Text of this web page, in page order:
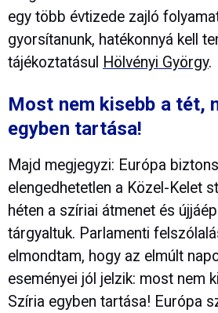
egy több évtizede zajló
gyorsítanunk, hatékonnyá kell
tájékoztatásul Hölvényi György.
Most nem kisebb a tét,
egyben tartása!
Majd megjegyzi: Európa
elengedhetetlen a Közel-Kelet
héten a szíriai átmenet és
tárgyaltuk. Parlamenti
elmondtam, hogy az elmúlt
eseményei jól jelzik: most nem
Szíria egyben tartása! Európa